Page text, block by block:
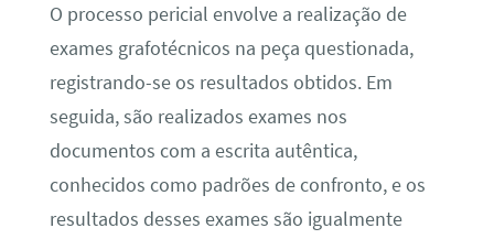
O processo pericial envolve a realização de
exames grafotécnicos na peça questionada,
registrando-se os resultados obtidos. Em
seguida, são realizados exames nos
documentos com a escrita autêntica,
conhecidos como padrões de confronto, e os
resultados desses exames são igualmente